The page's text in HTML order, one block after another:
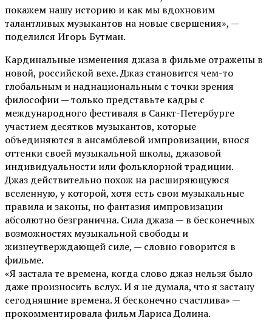
покажем нашу историю и как мы вдохновим
талантливых музыкантов на новые свершения», —
поделился Игорь Бутман.
Кардинальные изменения джаза в фильме отражены в
новой, российской вехе. Джаз становится чем-то
глобальным и наднациональным с точки зрения
философии — только представьте кадры с
международного фестиваля в Санкт-Петербурге
участием десятков музыкантов, которые
объединяются в ансамблевой импровизации, внося
оттенки своей музыкальной школы, джазовой
индивидуальности или фольклорной традиции.
Джаз действительно похож на расширяющуюся
вселенную, у которой, хотя есть свои музыкальные
правила и законы, но фантазия импровизации
абсолютно безгранична. Сила джаза — в бесконечных
возможностях музыкальной свободы и
жизнеутверждающей силе, — словно говорится в
фильме.
«Я застала те времена, когда слово джаз нельзя было
даже произносить вслух. И я не думала, что я застану
сегодняшние времена. Я бесконечно счастлива» —
прокомментировала фильм Лариса Долина.